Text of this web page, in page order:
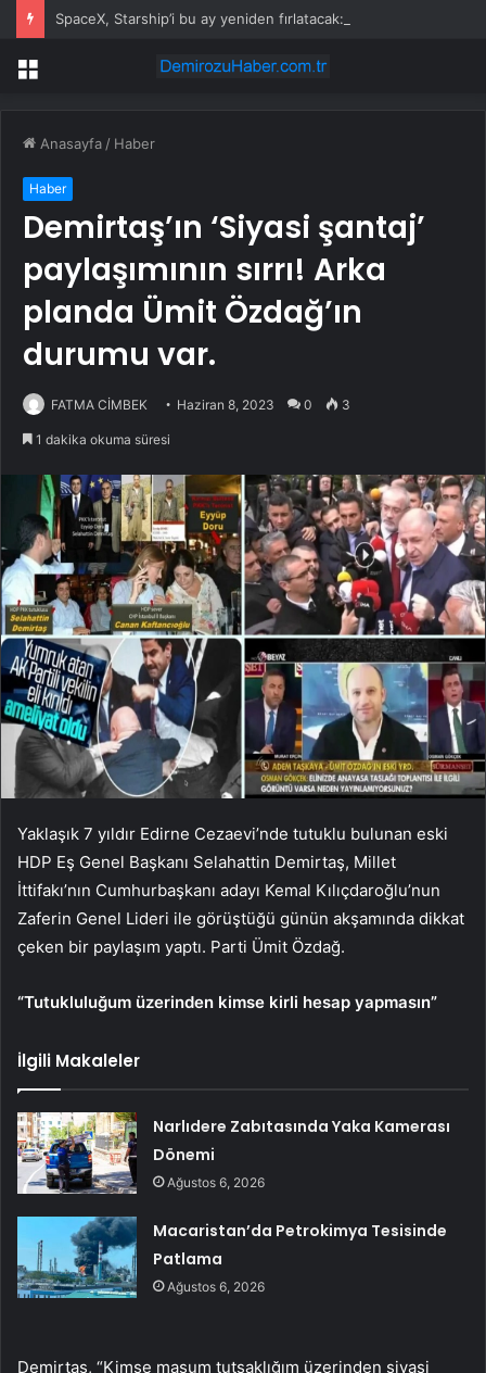
Menü
Anasayfa / Haber
Haber
Demirtaş’ın ‘Siyasi şantaj’
paylaşımının sırrı! Arka
planda Ümit Özdağ’ın
durumu var.
FATMA CİMBEK Haziran 8, 2023 0 3
1 dakika okuma süresi
Yaklaşık 7 yıldır Edirne Cezaevi’nde tutuklu bulunan eski
HDP Eş Genel Başkanı Selahattin Demirtaş, Millet
İttifakı’nın Cumhurbaşkanı adayı Kemal Kılıçdaroğlu’nun
Zaferin Genel Lideri ile görüştüğü günün akşamında dikkat
çeken bir paylaşım yaptı. Parti Ümit Özdağ.
“Tutukluluğum üzerinden kimse kirli hesap yapmasın”
İlgili Makaleler
Narlıdere Zabıtasında Yaka Kamerası
Dönemi
Ağustos 6, 2026
Macaristan’da Petrokimya Tesisinde
Patlama
Ağustos 6, 2026
Demirtaş, “Kimse masum tutsaklığım üzerinden siyasi